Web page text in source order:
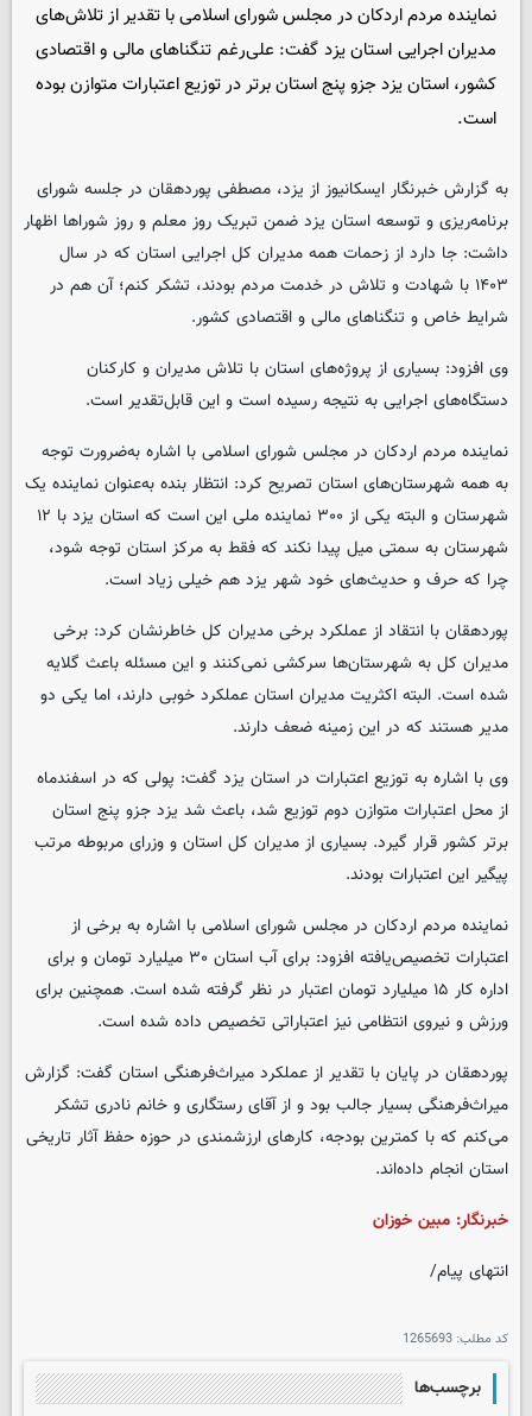
نماینده مردم اردکان در مجلس شورای اسلامی با تقدیر از تلاش‌های
مدیران اجرایی استان یزد گفت: علی‌رغم تنگناهای مالی و اقتصادی
کشور، استان یزد جزو پنج استان برتر در توزیع اعتبارات متوازن بوده
است.
به گزارش خبرنگار ایسکانیوز از یزد، مصطفی پوردهقان در جلسه شورای
برنامه‌ریزی و توسعه استان یزد ضمن تبریک روز معلم و روز شوراها اظهار
داشت: جا دارد از زحمات همه مدیران کل اجرایی استان که در سال
۱۴۰۳ با شهادت و تلاش در خدمت مردم بودند، تشکر کنم؛ آن هم در
شرایط خاص و تنگناهای مالی و اقتصادی کشور.
وی افزود: بسیاری از پروژه‌های استان با تلاش مدیران و کارکنان
دستگاه‌های اجرایی به نتیجه رسیده است و این قابل‌تقدیر است.
نماینده مردم اردکان در مجلس شورای اسلامی با اشاره به‌ضرورت توجه
به همه شهرستان‌های استان تصریح کرد: انتظار بنده به‌عنوان نماینده یک
شهرستان و البته یکی از ۳۰۰ نماینده ملی این است که استان یزد با ۱۲
شهرستان به سمتی میل پیدا نکند که فقط به مرکز استان توجه شود،
چرا که حرف و حدیث‌های خود شهر یزد هم خیلی زیاد است.
پوردهقان با انتقاد از عملکرد برخی مدیران کل خاطرنشان کرد: برخی
مدیران کل به شهرستان‌ها سرکشی نمی‌کنند و این مسئله باعث گلایه
شده است. البته اکثریت مدیران استان عملکرد خوبی دارند، اما یکی دو
مدیر هستند که در این زمینه ضعف دارند.
وی با اشاره به توزیع اعتبارات در استان یزد گفت: پولی که در اسفندماه
از محل اعتبارات متوازن دوم توزیع شد، باعث شد یزد جزو پنج استان
برتر کشور قرار گیرد. بسیاری از مدیران کل استان و وزرای مربوطه مرتب
پیگیر این اعتبارات بودند.
نماینده مردم اردکان در مجلس شورای اسلامی با اشاره به برخی از
اعتبارات تخصیص‌یافته افزود: برای آب استان ۳۰ میلیارد تومان و برای
اداره کار ۱۵ میلیارد تومان اعتبار در نظر گرفته شده است. همچنین برای
ورزش و نیروی انتظامی نیز اعتباراتی تخصیص داده شده است.
پوردهقان در پایان با تقدیر از عملکرد میراث‌فرهنگی استان گفت: گزارش
میراث‌فرهنگی بسیار جالب بود و از آقای رستگاری و خانم نادری تشکر
می‌کنم که با کمترین بودجه، کارهای ارزشمندی در حوزه حفظ آثار تاریخی
استان انجام داده‌اند.
خبرنگار: مبین خوزان
انتهای پیام/
کد مطلب: 1265693
برچسب‌ها